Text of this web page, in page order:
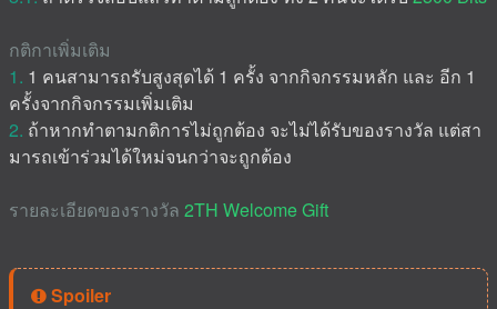
กติกาเพิ่มเติม
1. 1 คนสามารถรับสูงสุดได้ 1 ครั้ง จากกิจกรรมหลัก และ อีก 1
ครั้งจากกิจกรรมเพิ่มเติม
2. ถ้าหากทำตามกติการไม่ถูกต้อง จะไม่ได้รับของรางวัล แต่สา
มารถเข้าร่วมได้ใหม่จนกว่าจะถูกต้อง
รายละเอียดของรางวัล 2TH Welcome Gift
Spoiler